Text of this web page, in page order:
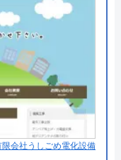
HPでご確認ください
に対応している水
限会社うしごめ電化設備